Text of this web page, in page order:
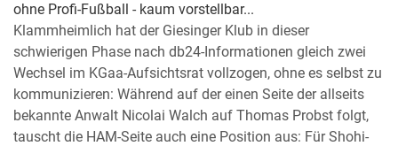
ohne Profi-Fußball - kaum vorstellbar...
Klammheimlich hat der Giesinger Klub in dieser
schwierigen Phase nach db24-Informationen gleich zwei
Wechsel im KGaa-Aufsichtsrat vollzogen, ohne es selbst zu
kommunizieren: Während auf der einen Seite der allseits
bekannte Anwalt Nicolai Walch auf Thomas Probst folgt,
tauscht die HAM-Seite auch eine Position aus: Für Shohi-